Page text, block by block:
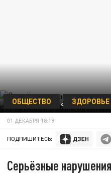
© DIRK WAEM/BELGA
ОБЩЕСТВО ЗДОРОВЬЕ
01 ДЕКАБРЯ 18:19
ПОДПИШИТЕСЬ:
Серьёзные